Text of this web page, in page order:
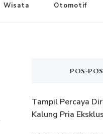
Wisata Otomotif
POS-
Tampil Percaya
Kalung Pria